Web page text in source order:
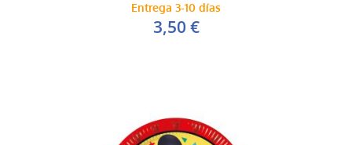
Entrega 3-10 días
3,50 €